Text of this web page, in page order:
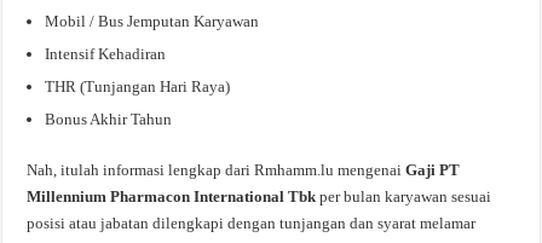
Mobil / Bus Jemputan Karyawan
Intensif Kehadiran
THR (Tunjangan Hari Raya)
Bonus Akhir Tahun
Nah, itulah informasi lengkap dari Rmhamm.lu mengenaiGaji PT
Millennium Pharmacon International Tbkper bulan karyawan sesuai
posisi atau jabatan dilengkapi dengan tunjangan dan syarat melamar